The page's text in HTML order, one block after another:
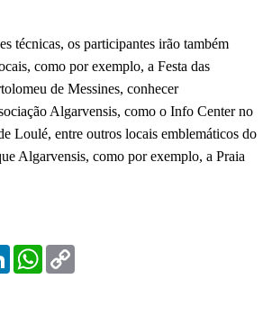
técnicas, os participantes irão também
como por exemplo, a Festa das
de Messines, conhecer
Algarvensis, como o Info Center no
Loulé, entre outros locais emblemáticos do
Algarvensis, como por exemplo, a Praia
LinkedInWhatsApp